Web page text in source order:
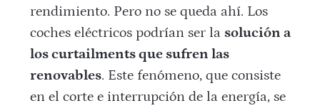
rendimiento. Pero no se queda ahí. Los
coches eléctricos podrían ser lasolución a
los curtailments que sufren las
renovables. Este fenómeno, que consiste
en el corte e interrupción de la energía, se